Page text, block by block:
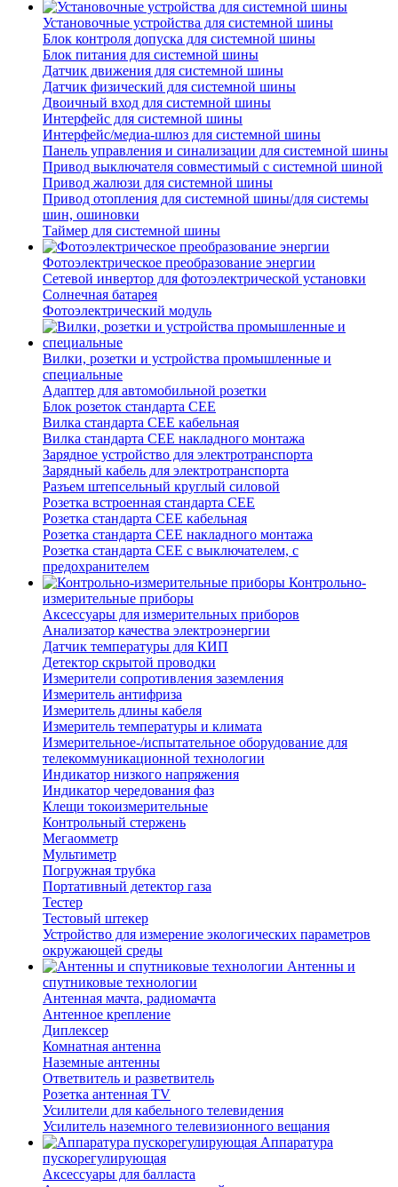
Установочные устройства для системной шины
Блок контроля допуска для системной шины
Блок питания для системной шины
Датчик движения для системной шины
Датчик физический для системной шины
Двоичный вход для системной шины
Интерфейс для системной шины
Интерфейс/медиа-шлюз для системной шины
Панель управления и синализации для системной шины
Привод выключателя совместимый с системной шиной
Привод жалюзи для системной шины
Привод отопления для системной шины/для системы
шин, ошиновки
Таймер для системной шины
Фотоэлектрическое преобразование энергии
Сетевой инвертор для фотоэлектрической установки
Солнечная батарея
Фотоэлектрический модуль
Вилки, розетки и устройства промышленные и
специальные
Адаптер для автомобильной розетки
Блок розеток стандарта CEE
Вилка стандарта CEE кабельная
Вилка стандарта CEE накладного монтажа
Зарядное устройство для электротранспорта
Зарядный кабель для электротранспорта
Разъем штепсельный круглый силовой
Розетка встроенная стандарта CEE
Розетка стандарта СЕЕ кабельная
Розетка стандарта СЕЕ накладного монтажа
Розетка стандарта СЕЕ с выключателем, с
предохранителем
Контрольно-
измерительные приборы
Аксессуары для измерительных приборов
Анализатор качества электроэнергии
Датчик температуры для КИП
Детектор скрытой проводки
Измерители сопротивления заземления
Измеритель антифриза
Измеритель длины кабеля
Измеритель температуры и климата
Измерительное-/испытательное оборудование для
телекоммуникационной технологии
Индикатор низкого напряжения
Индикатор чередования фаз
Клещи токоизмерительные
Контрольный стержень
Мегаомметр
Мультиметр
Погружная трубка
Портативный детектор газа
Тестер
Тестовый штекер
Устройство для измерение экологических параметров
окружающей среды
Антенны и
спутниковые технологии
Антенная мачта, радиомачта
Антенное крепление
Диплексер
Комнатная антенна
Наземные антенны
Ответвитель и разветвитель
Розетка антенная TV
Усилители для кабельного телевидения
Усилитель наземного телевизионного вещания
Аппаратура
пускорегулирующая
Аксессуары для балласта